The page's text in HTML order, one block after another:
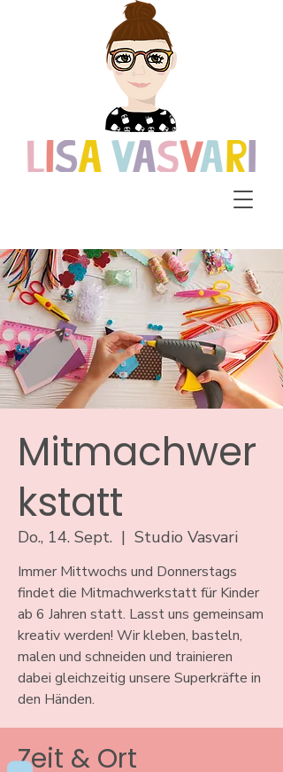
Mitmachwer
kstatt
Do., 14. Sept.
  |
Studio Vasvari
Immer Mittwochs und Donnerstags
findet die Mitmachwerkstatt für Kinder
ab 6 Jahren statt. Lasst uns gemeinsam
kreativ werden! Wir kleben, basteln,
malen und schneiden und trainieren
dabei gleichzeitig unsere Superkräfte in
den Händen.
Zeit & Ort